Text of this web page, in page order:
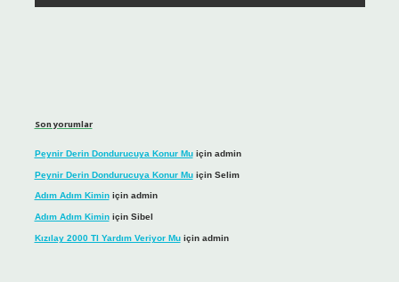
Son yorumlar
Peynir Derin Dondurucuya Konur Muiçin admin
Peynir Derin Dondurucuya Konur Muiçin Selim
Adım Adım Kiminiçin admin
Adım Adım Kiminiçin Sibel
Kızılay 2000 Tl Yardım Veriyor Muiçin admin